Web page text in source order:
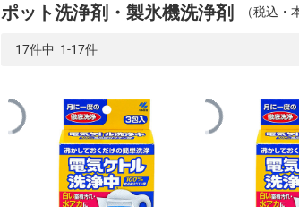
ポット洗浄剤・製氷機洗浄剤 （税込・
17件中 1-17件